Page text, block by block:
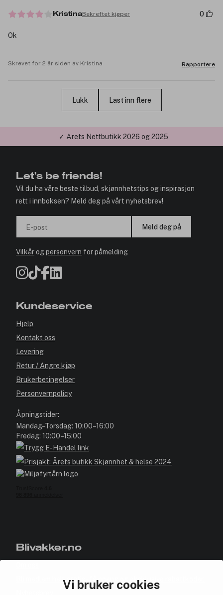
Vi bruker cookies
KristinaBekreftet kjøper 0
Ok
Skrevet for 2 år siden av Kristina Rapportere
Lukk Last inn flere
✓ Årets Nettbutikk 2026 og 2025
Let's be friends!
Vil du ha våre beste tilbud, skjønnhetstips og inspirasjon
rett i innboksen? Meld deg på vårt nyhetsbrev!
E-post Meld deg på
Vilkårogpersonvern for påmelding
Kundeservice
Hjelp
Kontakt oss
Levering
Retur / Angre kjøp
Brukerbetingelser
Personvernpolicy
Åpningstider:
Mandag–Torsdag: 10:00–16:00
Fredag: 10:00–15:00
Blivakker.no
Bli medlem helt gratis - få poeng og eksklusive rabattkoder.